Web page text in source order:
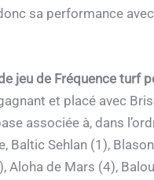
sa performance
jeu de Fréquence turf
et placé avec
associée à, dans
Baltic Sehlan (1),
Aloha de Mars (4),